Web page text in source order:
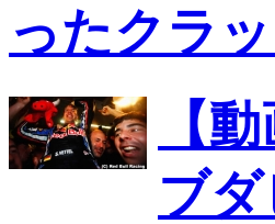
ったクラ
【
ブ